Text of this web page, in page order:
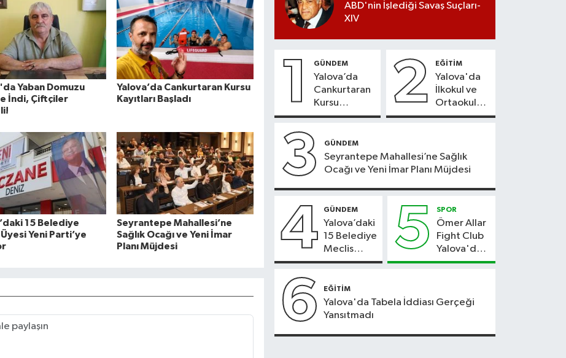
Yaban Domuzu
İndi, Çiftçiler
Yalova’da Cankurtaran Kursu
Kayıtları Başladı
15 Belediye
Yeni Parti’ye
Seyrantepe Mahallesi’ne
Sağlık Ocağı ve Yeni İmar
Planı Müjdesi
ABD'nin İşlediği Savaş Suçları-
XIV
1 GÜNDEM
Yalova’da
Cankurtaran
Kursu
Kayıtları
2 EĞİTİM
Yalova'da
İlkokul ve
Ortaokul
Kayıtlarında
Süreci
Başladı
3 GÜNDEM
Seyrantepe Mahallesi’ne Sağlık
Ocağı ve Yeni İmar Planı Müjdesi
4 GÜNDEM
Yalova’daki
15 Belediye
Meclis
Üyesi Yeni
Geçiyor
5 SPOR
Ömer Allar
Fight Club
Yalova'da
Yeni
Başladı
6 EĞİTİM
Yalova'da Tabela İddiası Gerçeği
Yansıtmadı